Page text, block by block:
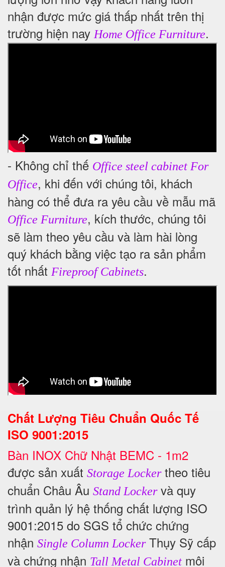
nhận được mức giá thấp nhất trên thị
trường hiện nayHome Office Furniture.
- Không chỉ thế Office steel cabinet For
Office, khi đến với chúng tôi, khách
hàng có thể đưa ra yêu cầu về mẫu mã
Office Furniture, kích thước, chúng tôi
sẽ làm theo yêu cầu và làm hài lòng
quý khách bằng việc tạo ra sản phẩm
tốt nhất Fireproof Cabinets.
Chất Lượng Tiêu Chuẩn Quốc Tế
ISO 9001:2015
Bàn INOX Chữ Nhật BEMC - 1m2
được sản xuất Storage Lockertheo tiêu
chuẩn Châu Âu Stand Lockervà quy
trình quản lý hệ thống chất lượng ISO
9001:2015 do SGS tổ chức chứng
nhận Single Column LockerThụy Sỹ cấp
và chứng nhận Tall Metal Cabinet môi